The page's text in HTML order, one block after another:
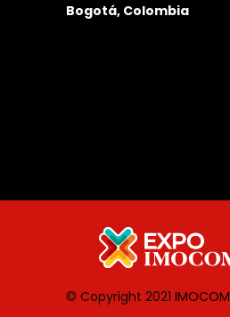
Bogotá, Colombia
© Copyright 2021 IMOCOM